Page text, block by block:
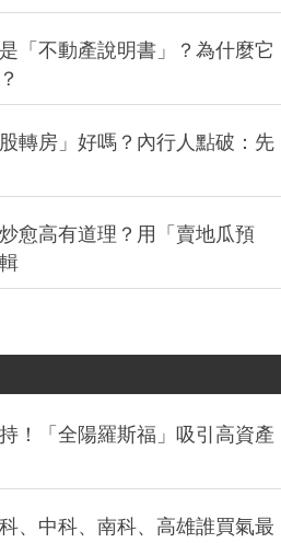
「不動產說明書」？為什麼它
轉房」好嗎？內行人點破：先
愈高有道理？用「賣地瓜預
！「全陽羅斯福」吸引高資產
、中科、南科、高雄誰買氣最